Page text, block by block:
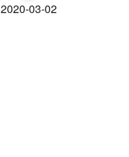
2020-03-02